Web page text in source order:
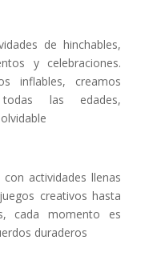
de hinchables,
y celebraciones.
inflables, creamos
las edades,
actividades llenas
creativos hasta
cada momento es
duraderos